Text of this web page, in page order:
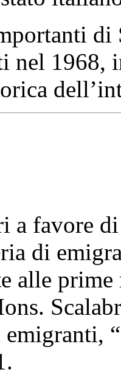
di
nel 1968,
a favore
di
alle